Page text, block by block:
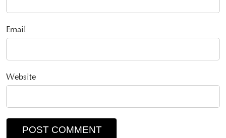
Email
Website